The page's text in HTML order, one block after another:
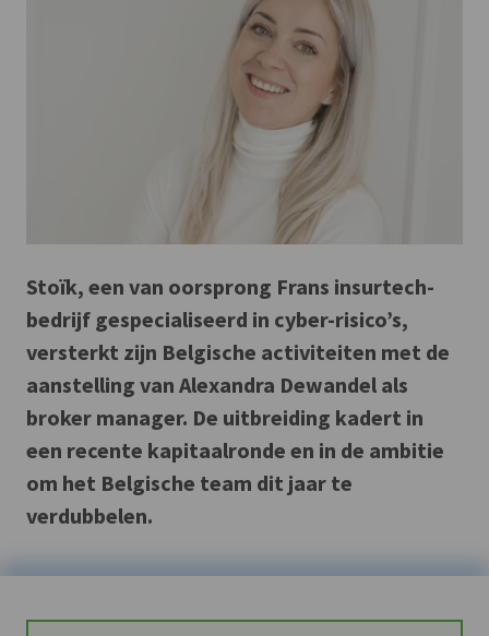
Stoïk, een van oorsprong Frans insurtech-
bedrijf gespecialiseerd in cyber-risico’s,
versterkt zijn Belgische activiteiten met de
aanstelling van Alexandra Dewandel als
broker manager. De uitbreiding kadert in
een recente kapitaalronde en in de ambitie
om het Belgische team dit jaar te
verdubbelen.